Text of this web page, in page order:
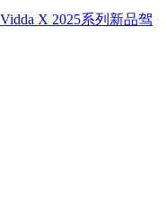
X 2025系列新品驾